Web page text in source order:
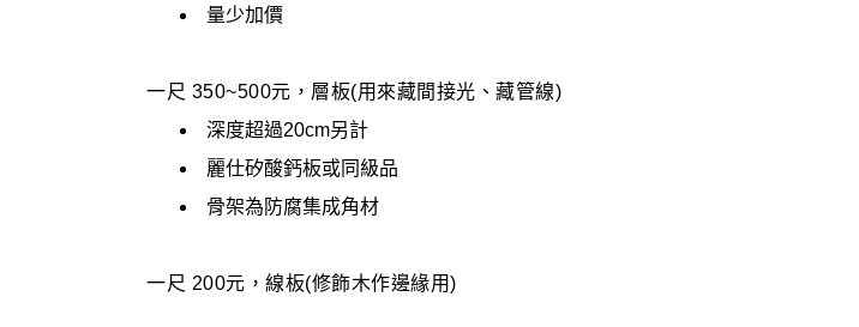
量少加價
一尺 350~500元，層板(用來藏間接光、藏管線)
深度超過20cm另計
麗仕矽酸鈣板或同級品
骨架為防腐集成角材
一尺 200元，線板(修飾木作邊緣用)